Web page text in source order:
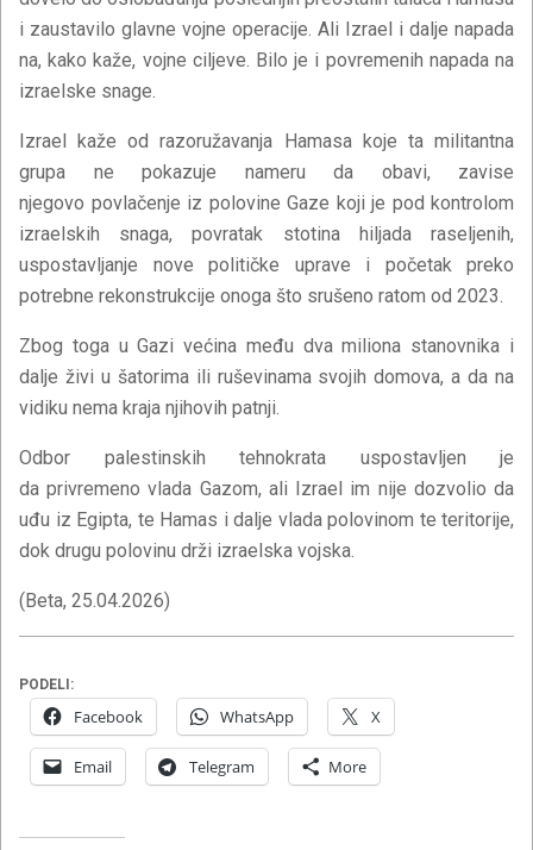
i zaustavilo glavne vojne operacije. Ali Izrael i dalje napada
na, kako kaže, vojne ciljeve. Bilo je i povremenih napada na
izraelske snage.
Izrael kaže od razoružavanja Hamasa koje ta militantna
grupa ne pokazuje nameru da obavi, zavise
njegovo povlačenje iz polovine Gaze koji je pod kontrolom
izraelskih snaga, povratak stotina hiljada raseljenih,
uspostavljanje nove političke uprave i početak preko
potrebne rekonstrukcije onoga što srušeno ratom od 2023.
Zbog toga u Gazi većina među dva miliona stanovnika i
dalje živi u šatorima ili ruševinama svojih domova, a da na
vidiku nema kraja njihovih patnji.
Odbor palestinskih tehnokrata uspostavljen je
da privremeno vlada Gazom, ali Izrael im nije dozvolio da
uđu iz Egipta, te Hamas i dalje vlada polovinom te teritorije,
dok drugu polovinu drži izraelska vojska.
(Beta, 25.04.2026)
PODELI:
Facebook WhatsApp X
Email Telegram More